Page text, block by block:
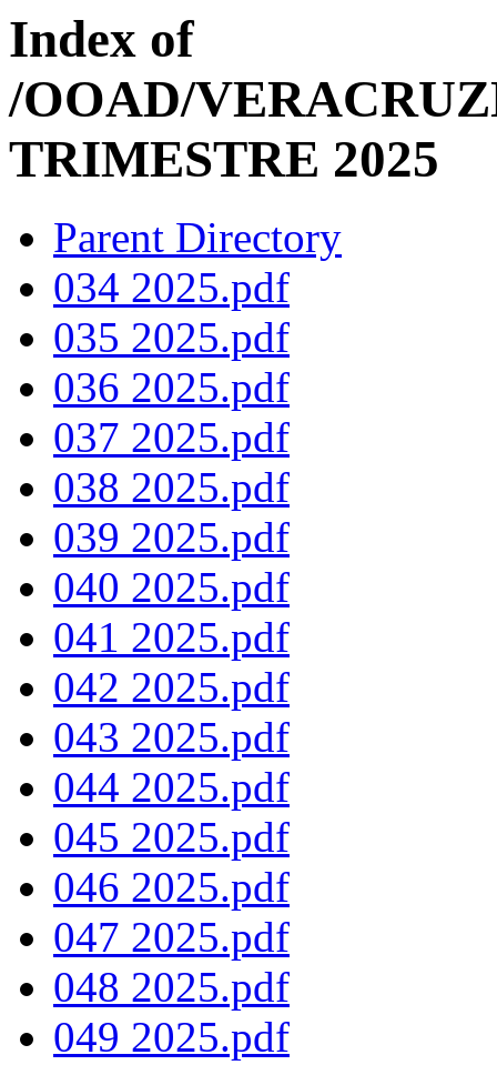
Index of
/OOAD/
TRIMESTRE 2025
Parent Directory
034 2025.pdf
035 2025.pdf
036 2025.pdf
037 2025.pdf
038 2025.pdf
039 2025.pdf
040 2025.pdf
041 2025.pdf
042 2025.pdf
043 2025.pdf
044 2025.pdf
045 2025.pdf
046 2025.pdf
047 2025.pdf
048 2025.pdf
049 2025.pdf